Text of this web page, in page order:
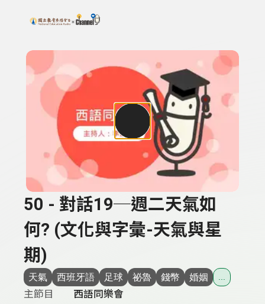
上方功能區塊
搜尋關鍵字：可輸入節目名稱、主持人或關鍵字
50 - 對話19─週二天氣如
何? (文化與字彙-天氣與星
期)
天氣 西班牙語 足球 祕魯 錢幣 婚姻 ...
主節目
西語同樂會